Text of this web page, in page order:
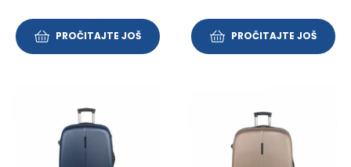
PROČITAJTE JOŠ PROČITAJTE JOŠ